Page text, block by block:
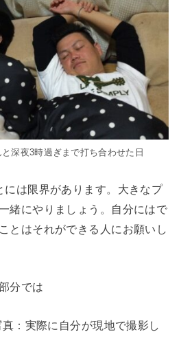
深夜3時過ぎまで打ち合わせた日
には限界があります。大きなプ
緒にやりましょう。自分にはで
とはそれができる人にお願いし
分では
：実際に自分が現地で撮影し